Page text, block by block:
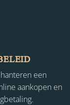
een
aankopen en